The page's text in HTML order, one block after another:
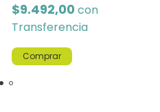
$9.492,00 con
Transferencia
Comprar